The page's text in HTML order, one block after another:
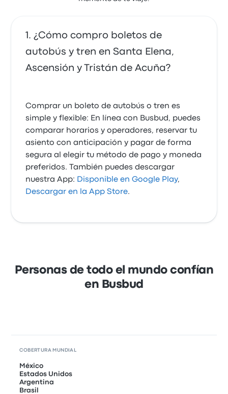
¿Cómo compro boletos de
autobús y tren en Santa Elena,
Ascensión y Tristán de Acuña?
Comprar un boleto de autobús o tren es
simple y flexible: En línea con Busbud, puedes
comparar horarios y operadores, reservar tu
asiento con anticipación y pagar de forma
segura al elegir tu método de pago y moneda
preferidos. También puedes descargar
nuestra App: Disponible en Google Play,
Descargar en la App Store.
Personas de todo el mundo confían
en Busbud
COBERTURA MUNDIAL
México
Estados Unidos
Argentina
Brasil